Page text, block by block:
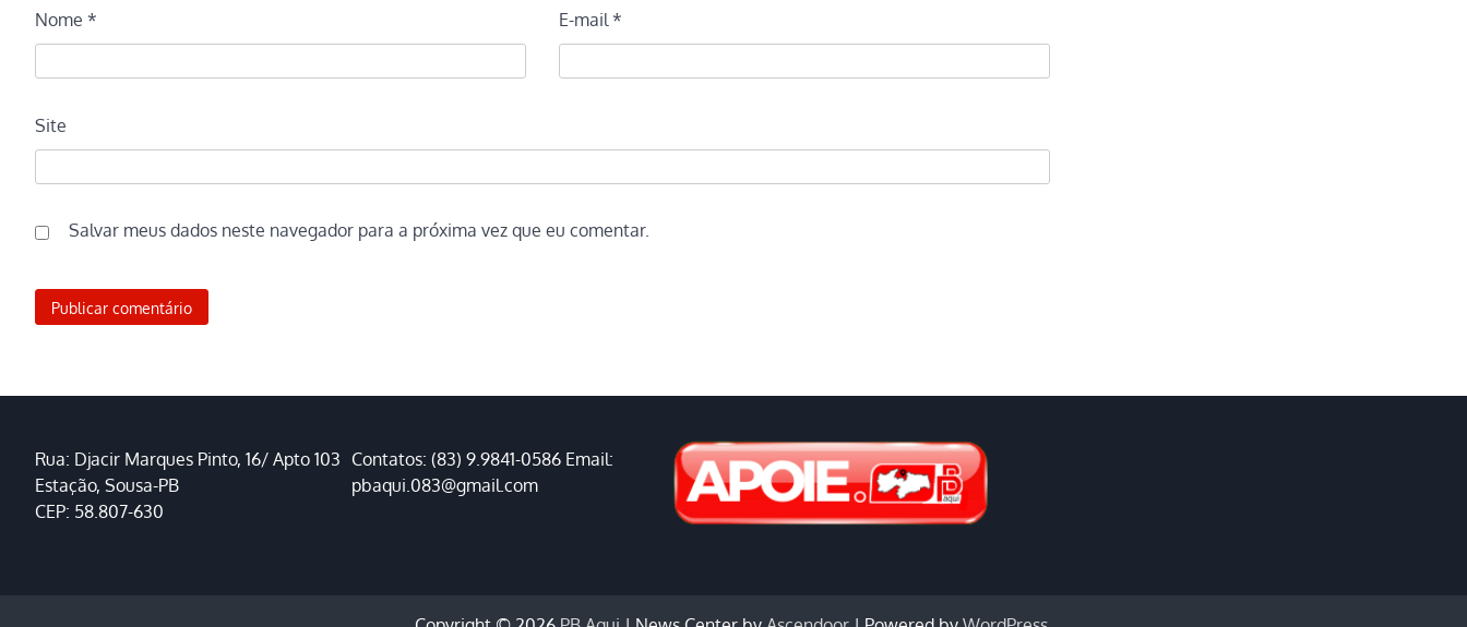
Nome * E-mail*
Site
Salvar meus dados neste navegador para a próxima vez que eu comentar.
Rua: Djacir Marques Pinto, 16/ Apto 103
Estação, Sousa-PB
CEP: 58.807-630
Contatos: (83) 9.9841-0586 Email:
pbaqui.083@gmail.com